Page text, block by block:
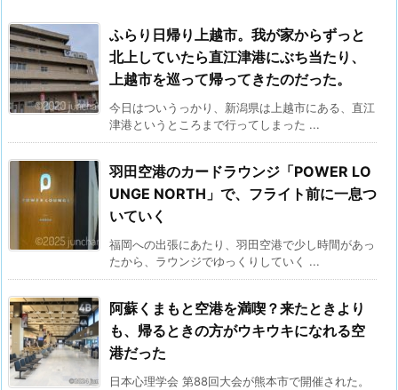
ふらり日帰り上越市。我が家からずっと
北上していたら直江津港にぶち当たり、
上越市を巡って帰ってきたのだった。
今日はついうっかり、新潟県は上越市にある、直江
津港というところまで行ってしまった ...
羽田空港のカードラウンジ「POWER LO
UNGE NORTH」で、フライト前に一息つ
いていく
福岡への出張にあたり、羽田空港で少し時間があっ
たから、ラウンジでゆっくりしていく ...
阿蘇くまもと空港を満喫？来たときより
も、帰るときの方がウキウキになれる空
港だった
日本心理学会 第88回大会が熊本市で開催された。